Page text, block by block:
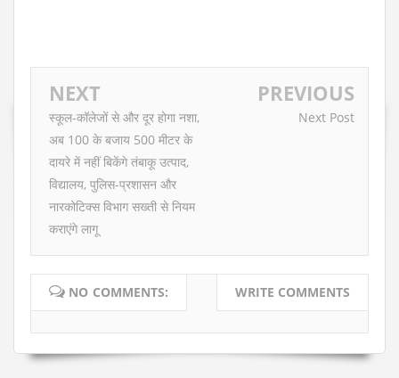
NEXT
स्कूल-कॉलेजों से और दूर होगा नशा,
अब 100 के बजाय 500 मीटर के
दायरे में नहीं बिकेंगे तंबाकू उत्पाद,
विद्यालय, पुलिस-प्रशासन और
नारकोटिक्स विभाग सख्ती से नियम
कराएंगे लागू
PREVIOUS
Next Post
NO COMMENTS: WRITE COMMENTS